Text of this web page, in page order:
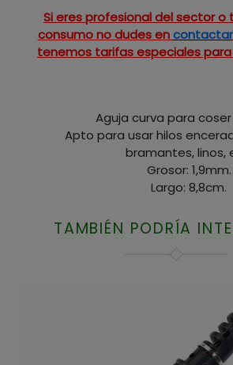
Si eres profesional del sector o
consumo no dudes encontactar
tenemos tarifas especiales
Aguja curva para
Apto para usar hilos
bramantes, linos,
Grosor: 1,9mm.
Largo: 8,8cm.
TAMBIÉN PODRÍA